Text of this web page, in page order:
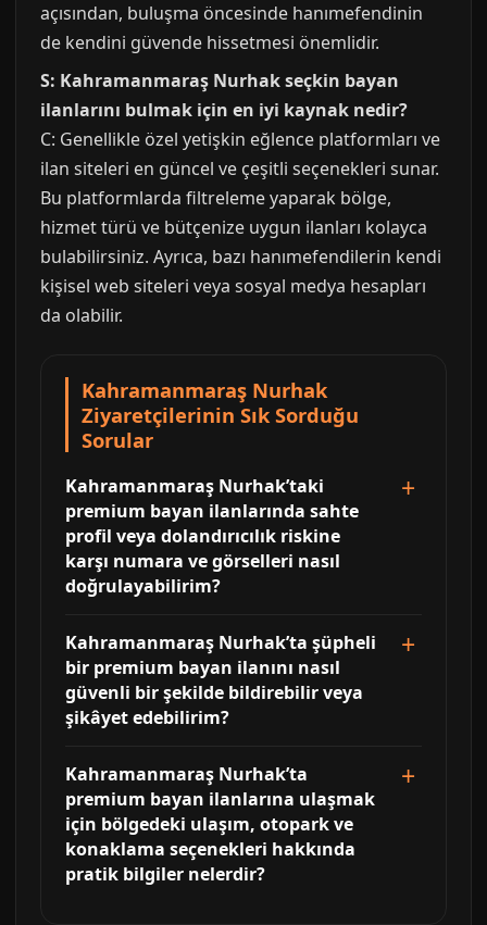
açısından, buluşma öncesinde hanımefendinin
de kendini güvende hissetmesi önemlidir.
S: Kahramanmaraş Nurhak seçkin bayan
ilanlarını bulmak için en iyi kaynak nedir?
C: Genellikle özel yetişkin eğlence platformları ve
ilan siteleri en güncel ve çeşitli seçenekleri sunar.
Bu platformlarda filtreleme yaparak bölge,
hizmet türü ve bütçenize uygun ilanları kolayca
bulabilirsiniz. Ayrıca, bazı hanımefendilerin kendi
kişisel web siteleri veya sosyal medya hesapları
da olabilir.
Kahramanmaraş Nurhak
Ziyaretçilerinin Sık Sorduğu
Sorular
Kahramanmaraş Nurhak’taki
premium bayan ilanlarında sahte
profil veya dolandırıcılık riskine
karşı numara ve görselleri nasıl
doğrulayabilirim?
Kahramanmaraş Nurhak’ta şüpheli
bir premium bayan ilanını nasıl
güvenli bir şekilde bildirebilir veya
şikâyet edebilirim?
Kahramanmaraş Nurhak’ta
premium bayan ilanlarına ulaşmak
için bölgedeki ulaşım, otopark ve
konaklama seçenekleri hakkında
pratik bilgiler nelerdir?